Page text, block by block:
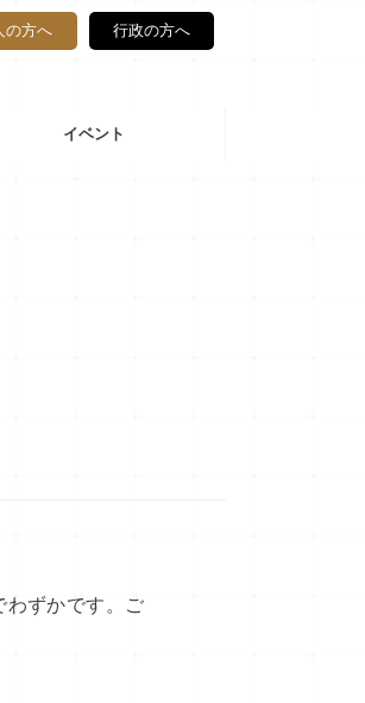
の方へ 行政の方へ
イベント
わずかです。ご